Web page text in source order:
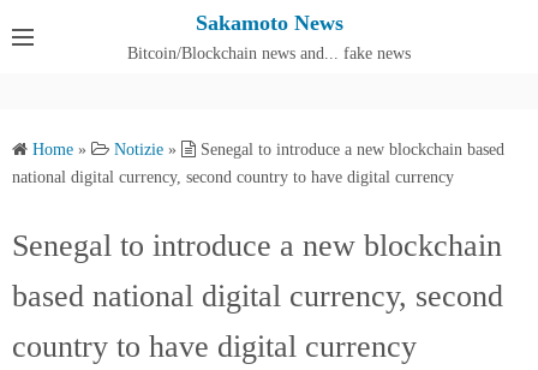
Sakamoto News
Bitcoin/Blockchain news and... fake news
Home » Notizie »
Senegal to introduce a new blockchain based
national digital currency, second country to have digital currency
Senegal to introduce a new blockchain
based national digital currency, second
country to have digital currency